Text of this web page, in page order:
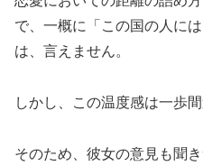
で、一概に「この国の人に
は、言えません。
しかし、この温度感は一歩
そのため、彼女の意見も聞